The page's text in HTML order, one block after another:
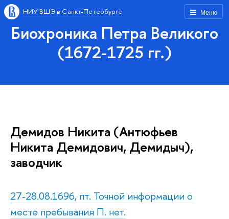
Меню
НИУ ВШЭ в Санкт-Петербурге
Биохроника Петра Великого
(1672-1725 гг.)
Демидов Никита (Антюфьев
Никита Демидович, Демидыч),
заводчик
27-28.08.1696, пт. Точной информации о
месте пребывания П. нет.